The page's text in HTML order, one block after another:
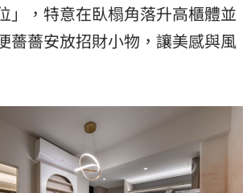
」，特意在臥榻角落升高櫃體並
薔薔安放招財小物，讓美感與風